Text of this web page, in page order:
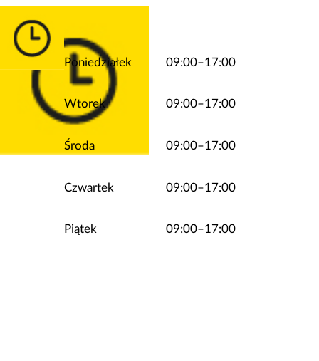
Poniedziałek 09:00–17:00
Wtorek 09:00–17:00
Środa 09:00–17:00
Czwartek 09:00–17:00
Piątek 09:00–17:00